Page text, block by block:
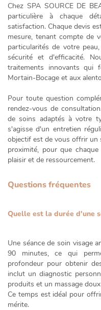
Chez SPA SOURCE DE
particulière à chaque
satisfaction. Chaque devis
mesure, tenant compte de
particularités de votre
sécurité et d'efficacité.
traitements innovants qui
Mortain-Bocage et aux
Pour toute question
rendez-vous de
de soins adaptés à votre
s'agisse d'un entretien
objectif est de vous offrir un
proximité, pour que
plaisir et de ressourcement.
Questions fréquentes
Quelle est la durée d'une
Une séance de soin visage
90 minutes, ce qui
profondeur pour obtenir
inclut un diagnostic
produits et un massage
Ce temps est idéal pour
mérite.